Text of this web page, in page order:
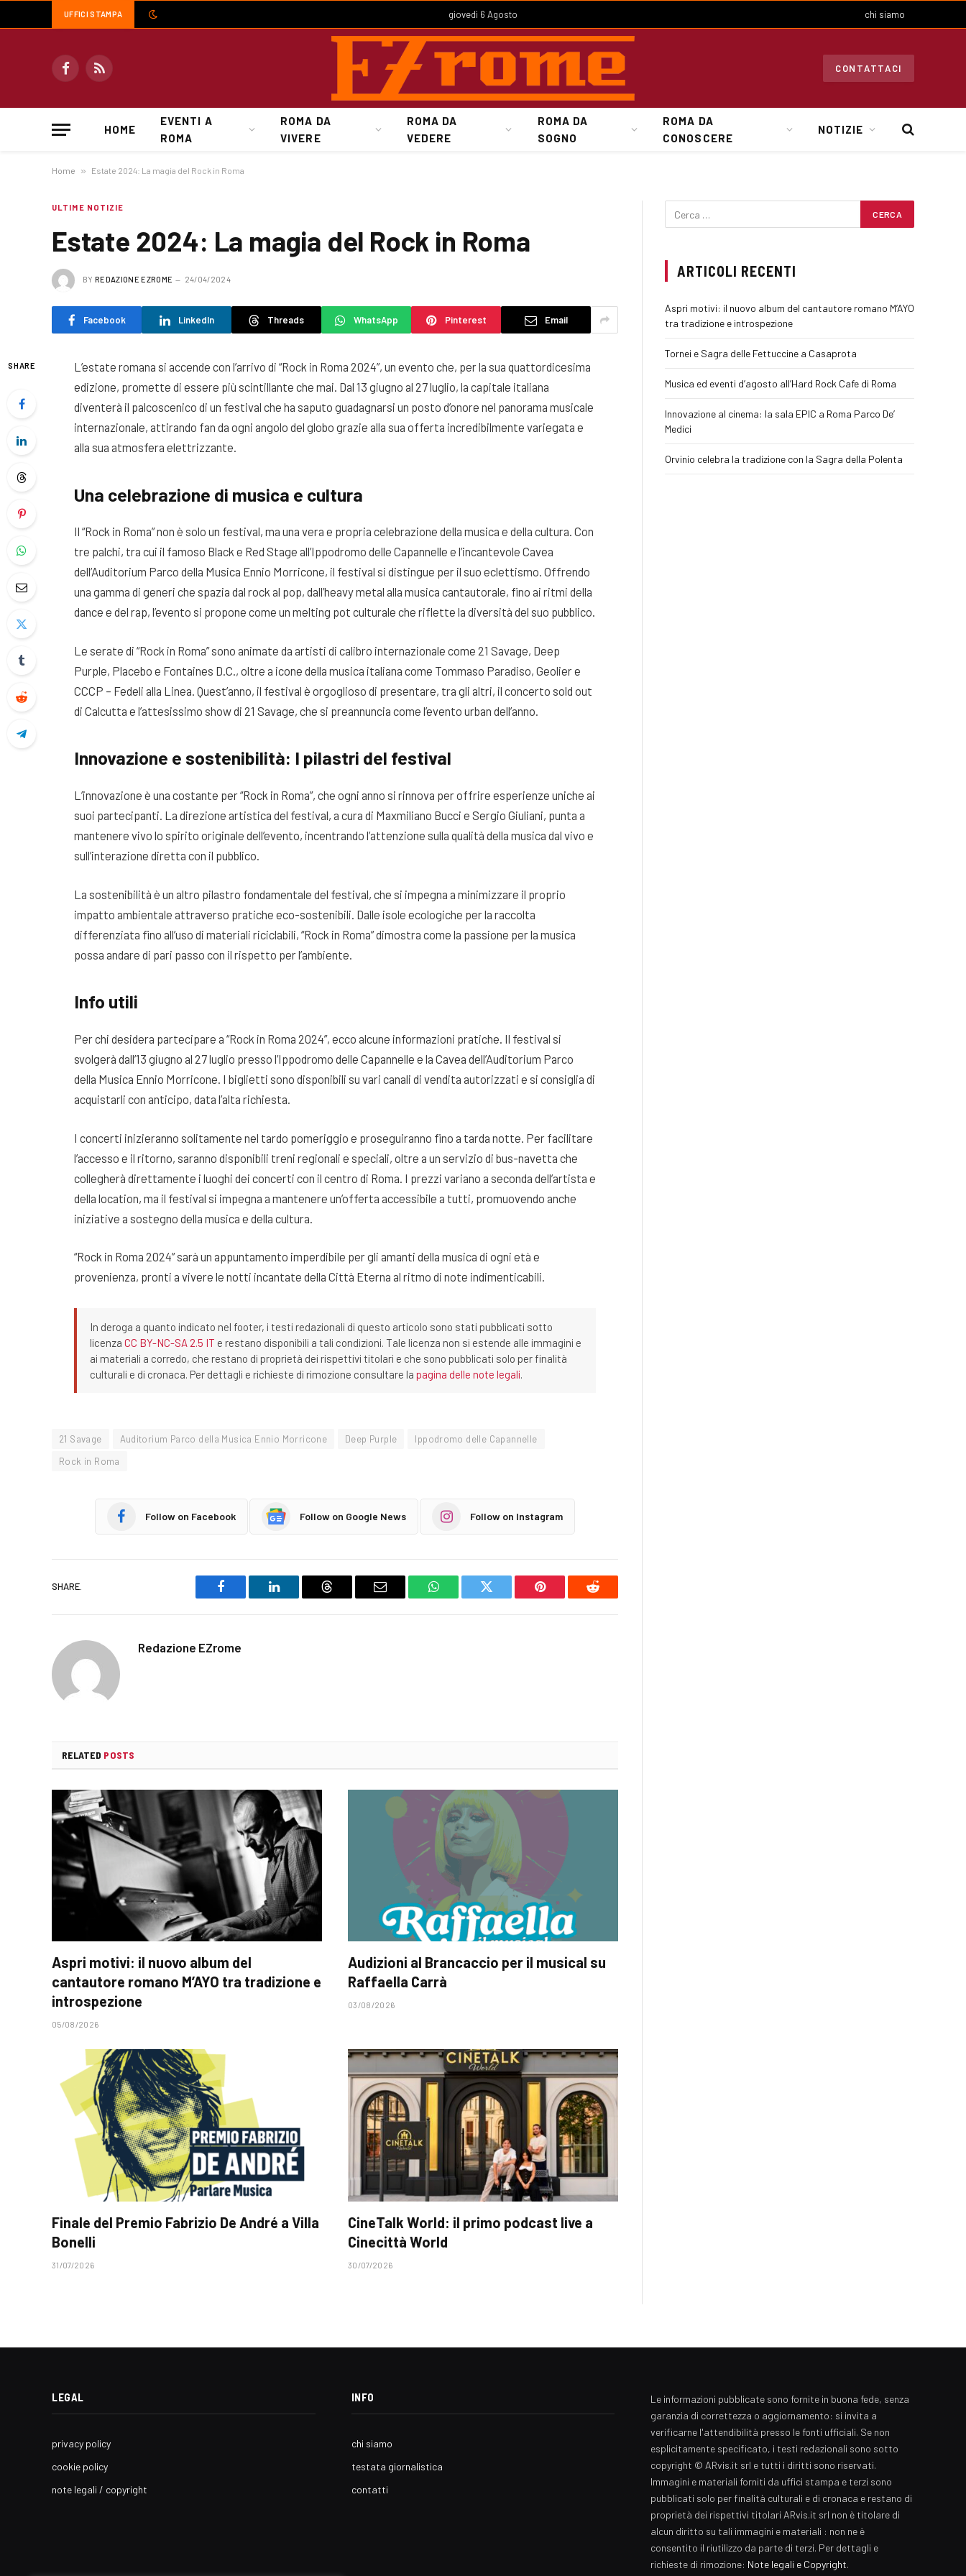
UFFICI STAMPA giovedì 6 Agosto chi siamo
FacebookRSS
CONTATTACI
HOME
EVENTI A
ROMA
ROMA DA
VIVERE
ROMA DA
VEDERE
ROMA DA
SOGNO
ROMA DA
CONOSCERE
NOTIZIE
Home » Estate 2024: La magia del Rock in Roma
ULTIME NOTIZIE
Estate 2024: La magia del Rock in Roma
BY REDAZIONE EZROME 24/04/2024
Facebook LinkedIn Threads WhatsApp Pinterest Email
SHARE
L’estate romana si accende con l’arrivo di “Rock in Roma 2024”, un evento che, per la sua quattordicesima
edizione, promette di essere più scintillante che mai. Dal 13 giugno al 27 luglio, la capitale italiana
diventerà il palcoscenico di un festival che ha saputo guadagnarsi un posto d’onore nel panorama musicale
internazionale, attirando fan da ogni angolo del globo grazie alla sua offerta incredibilmente variegata e
alla sua atmosfera elettrizzante.
Una celebrazione di musica e cultura
Il “Rock in Roma” non è solo un festival, ma una vera e propria celebrazione della musica e della cultura. Con
tre palchi, tra cui il famoso Black e Red Stage all’Ippodromo delle Capannelle e l’incantevole Cavea
dell’Auditorium Parco della Musica Ennio Morricone, il festival si distingue per il suo eclettismo. Offrendo
una gamma di generi che spazia dal rock al pop, dall’heavy metal alla musica cantautorale, fino ai ritmi della
dance e del rap, l’evento si propone come un melting pot culturale che riflette la diversità del suo pubblico.
Le serate di “Rock in Roma” sono animate da artisti di calibro internazionale come 21 Savage, Deep
Purple, Placebo e Fontaines D.C., oltre a icone della musica italiana come Tommaso Paradiso, Geolier e
CCCP – Fedeli alla Linea. Quest’anno, il festival è orgoglioso di presentare, tra gli altri, il concerto sold out
di Calcutta e l’attesissimo show di 21 Savage, che si preannuncia come l’evento urban dell’anno.
Innovazione e sostenibilità: I pilastri del festival
L’innovazione è una costante per “Rock in Roma”, che ogni anno si rinnova per offrire esperienze uniche ai
suoi partecipanti. La direzione artistica del festival, a cura di Maxmiliano Bucci e Sergio Giuliani, punta a
mantenere vivo lo spirito originale dell’evento, incentrando l’attenzione sulla qualità della musica dal vivo e
sull’interazione diretta con il pubblico.
La sostenibilità è un altro pilastro fondamentale del festival, che si impegna a minimizzare il proprio
impatto ambientale attraverso pratiche eco-sostenibili. Dalle isole ecologiche per la raccolta
differenziata fino all’uso di materiali riciclabili, “Rock in Roma” dimostra come la passione per la musica
possa andare di pari passo con il rispetto per l’ambiente.
Info utili
Per chi desidera partecipare a “Rock in Roma 2024”, ecco alcune informazioni pratiche. Il festival si
svolgerà dall’13 giugno al 27 luglio presso l’Ippodromo delle Capannelle e la Cavea dell’Auditorium Parco
della Musica Ennio Morricone. I biglietti sono disponibili su vari canali di vendita autorizzati e si consiglia di
acquistarli con anticipo, data l’alta richiesta.
I concerti inizieranno solitamente nel tardo pomeriggio e proseguiranno fino a tarda notte. Per facilitare
l’accesso e il ritorno, saranno disponibili treni regionali e speciali, oltre a un servizio di bus-navetta che
collegherà direttamente i luoghi dei concerti con il centro di Roma. I prezzi variano a seconda dell’artista e
della location, ma il festival si impegna a mantenere un’offerta accessibile a tutti, promuovendo anche
iniziative a sostegno della musica e della cultura.
“Rock in Roma 2024” sarà un appuntamento imperdibile per gli amanti della musica di ogni età e
provenienza, pronti a vivere le notti incantate della Città Eterna al ritmo di note indimenticabili.
In deroga a quanto indicato nel footer, i testi redazionali di questo articolo sono stati pubblicati sotto
licenza CC BY-NC-SA 2.5 IT e restano disponibili a tali condizioni. Tale licenza non si estende alle immagini e
ai materiali a corredo, che restano di proprietà dei rispettivi titolari e che sono pubblicati solo per finalità
culturali e di cronaca. Per dettagli e richieste di rimozione consultare la pagina delle note legali.
21 Savage Auditorium Parco della Musica Ennio Morricone Deep Purple
Ippodromo delle Capannelle
Rock in Roma
Follow on Facebook Follow on Google News Follow on Instagram
SHARE.
Facebook LinkedIn Threads Email WhatsAppTwitter Pinterest Reddit
Redazione EZrome
RELATED POSTS
Aspri motivi: il nuovo album del
cantautore romano M’AYO tra tradizione e
introspezione
05/08/2026
Audizioni al Brancaccio per il musical su
Raffaella Carrà
03/08/2026
Finale del Premio Fabrizio De André a Villa
Bonelli
31/07/2026
CineTalk World: il primo podcast live a
Cinecittà World
30/07/2026
ARTICOLI RECENTI
Aspri motivi: il nuovo album del cantautore romano M’AYO
tra tradizione e introspezione
Tornei e Sagra delle Fettuccine a Casaprota
Musica ed eventi d’agosto all’Hard Rock Cafe di Roma
Innovazione al cinema: la sala EPIC a Roma Parco De’
Medici
Orvinio celebra la tradizione con la Sagra della Polenta
LEGAL
privacy policy
cookie policy
note legali / copyright
INFO
chi siamo
testata giornalistica
contatti
Le informazioni pubblicate sono fornite in buona fede, senza
garanzia di correttezza o aggiornamento: si invita a
verificarne l'attendibilità presso le fonti ufficiali. Se non
esplicitamente specificato, i testi redazionali sono sotto
copyright © ARvis.it srl e tutti i diritti sono riservati.
Immagini e materiali forniti da uffici stampa e terzi sono
pubblicati solo per finalità culturali e di cronaca e restano di
proprietà dei rispettivi titolari ARvis.it srl non è titolare di
alcun diritto su tali immagini e materiali : non ne è
consentito il riutilizzo da parte di terzi. Per dettagli e
richieste di rimozione: Note legali e Copyright.